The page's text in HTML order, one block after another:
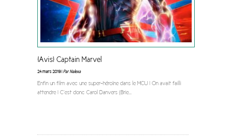
[Avis] Captain Marvel
24 mars 2019 |Par Nalexa
Enfin un film avec une super-héroïne dans le MCU ! On avait failli
attendre ! C’est donc Carol Danvers (Brie...